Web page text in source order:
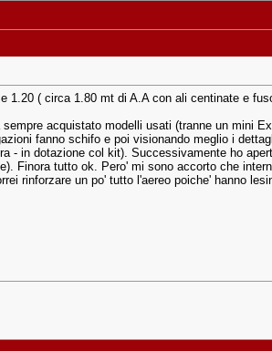
( circa 1.80 mt di A.A con ali centinate e
acquistato modelli usati (tranne un mini
fanno schifo e poi visionando meglio i
- in dotazione col kit). Successivamente ho
Finora tutto ok. Pero' mi sono accorto che
rinforzare un po' tutto l'aereo poiche' hanno